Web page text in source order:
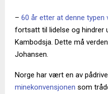
– 60 år etter at denne typen
fortsatt til lidelse og hindrer
Kambodsja. Dette må
Johansen.
Norge har vært en av
minekonvensjonen som